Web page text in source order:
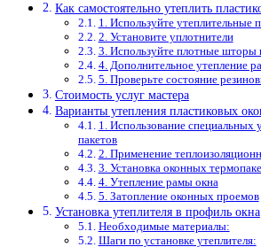
Как самостоятельно утеплить
1. Используйте утеплительные
2. Установите уплотнители
3. Используйте плотные шторы
4. Дополнительное утепление
5. Проверьте состояние
Стоимость услуг мастера
Варианты утепления пластиковых
1. Использование
пакетов
2. Применение
3. Установка оконных
4. Утепление рамы окна
5. Затопление оконных проемов
Установка утеплителя в профиль окна
Необходимые материалы:
Шаги по установке утеплителя: